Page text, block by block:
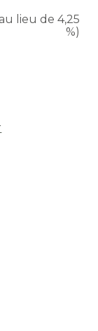
lieu de 4,25
%)